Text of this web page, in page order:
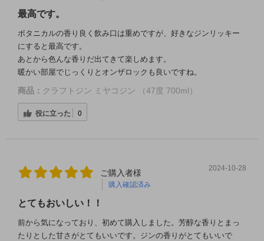
最高です。
ボタニカルの香り良く飲み口は重めですが、好きなジンリッキー
にすると最高です。
あとから色んな香りだ出てきて楽しめます。
暖かい部屋でじっくりとオンザロックも良いですね。
商品： クラフトジン ミヤコジン （47度 700ml）
役に立った 0
ご購入者様
購入確認済み
2024-10-28
とてもおいしい！！
前から気になっており、初めて購入しました。芳醇な香りとまっ
たりとした甘さがとてもいいです。ジンの香りがとてもいいで